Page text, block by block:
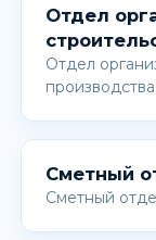
Отдел
Отдел
Сметный
Сметный